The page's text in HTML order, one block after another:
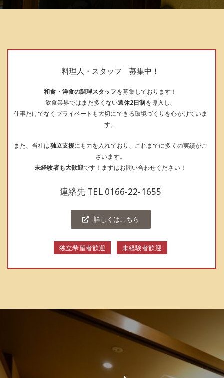
料理人・スタッフ 募集中！
和食・洋食の調理スタッフを募集しております！
飲食業界ではまだ多くない週休2日制を導入し、
仕事だけでなくプライベートも大切にできる環境づくりを心がけていま
す。
また、当社は独立支援にも力を入れており、これまでに多くの実績がご
ざいます。
未経験者も大歓迎です！まずはお問い合わせください！
連絡先 TEL 0166-22-1655
詳しくはこちら
独立希望者歓迎 未経験者歓迎